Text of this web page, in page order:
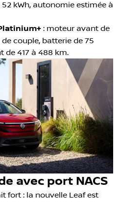
kWh, autonomie estimée à
: moteur avant de
de couple, batterie de 75
de 417 à 488 km.
avec port NACS
fort : la nouvelle Leaf est